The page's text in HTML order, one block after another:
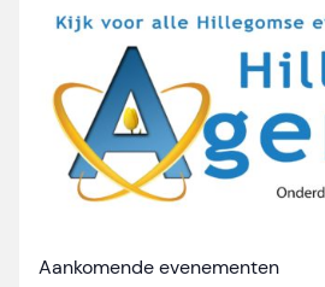
Aankomende evenementen